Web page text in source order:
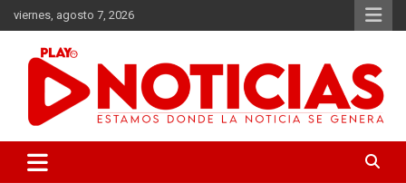
Saltar
al
contenido
viernes, agosto 7, 2026
Play Noticias